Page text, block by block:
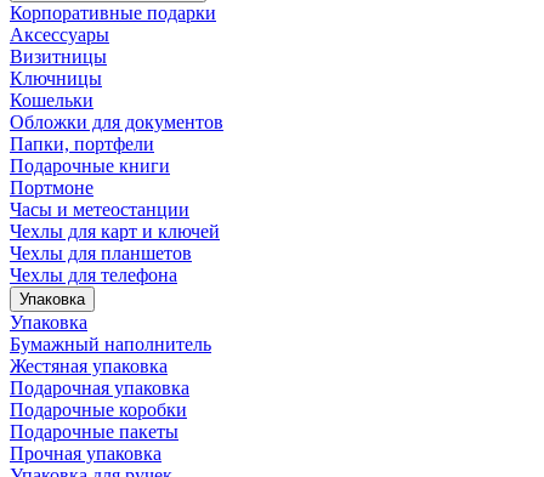
Корпоративные подарки
Аксессуары
Визитницы
Ключницы
Кошельки
Обложки для документов
Папки, портфели
Подарочные книги
Портмоне
Часы и метеостанции
Чехлы для карт и ключей
Чехлы для планшетов
Чехлы для телефона
Упаковка
Упаковка
Бумажный наполнитель
Жестяная упаковка
Подарочная упаковка
Подарочные коробки
Подарочные пакеты
Прочная упаковка